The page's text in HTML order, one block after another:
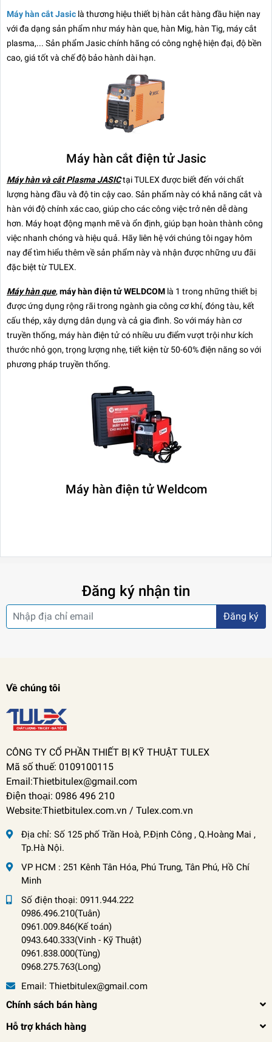
Máy hàn cắt Jasic là thương hiệu thiết bị hàn cắt hàng đầu hiện nay
với đa dạng sản phẩm như máy hàn que, hàn Mig, hàn Tig, máy cắt
plasma,... Sản phẩm Jasic chính hãng có công nghệ hiện đại, độ bền
cao, giá tốt và chế độ bảo hành dài hạn.
Máy hàn cắt điện tử Jasic
Máy hàn và cắt Plasma JASICtại TULEX được biết đến với chất
lượng hàng đầu và độ tin cậy cao. Sản phẩm này có khả năng cắt và
hàn với độ chính xác cao, giúp cho các công việc trở nên dễ dàng
hơn. Máy hoạt động mạnh mẽ và ổn định, giúp bạn hoàn thành công
việc nhanh chóng và hiệu quả. Hãy liên hệ với chúng tôi ngay hôm
nay để tìm hiểu thêm về sản phẩm này và nhận được những ưu đãi
đặc biệt từ TULEX.
Máy hàn que, máy hàn điện tử WELDCOM là 1 trong những thiết bị
được ứng dụng rộng rãi trong ngành gia công cơ khí, đóng tàu, kết
cấu thép, xây dựng dân dụng và cả gia đình. So với máy hàn cơ
truyền thống, máy hàn điện tử có nhiều ưu điểm vượt trội như kích
thước nhỏ gọn, trọng lượng nhẹ, tiết kiện từ 50-60% điện năng so với
phương pháp truyền thống.
Máy hàn điện tử Weldcom
Đăng ký nhận tin
Đăng ký
Về chúng tôi
CÔNG TY CỔ PHẦN THIẾT BỊ KỸ THUẬT TULEX
Mã số thuế: 0109100115
Email:Thietbitulex@gmail.com
Điện thoại: 0986 496 210
Website:Thietbitulex.com.vn / Tulex.com.vn
Địa chỉ: Số 125 phố Trần Hoà, P.Định Công , Q.Hoàng Mai ,
Tp.Hà Nội.
VP HCM : 251 Kênh Tân Hóa, Phú Trung, Tân Phú, Hồ Chí
Minh
Số điện thoại: 0911.944.222
0986.496.210(Tuân)
0961.009.846(Kế toán)
0943.640.333(Vinh - Kỹ Thuật)
0961.838.000(Tùng)
0968.275.763(Long)
Email: Thietbitulex@gmail.com
Chính sách bán hàng
Hỗ trợ khách hàng